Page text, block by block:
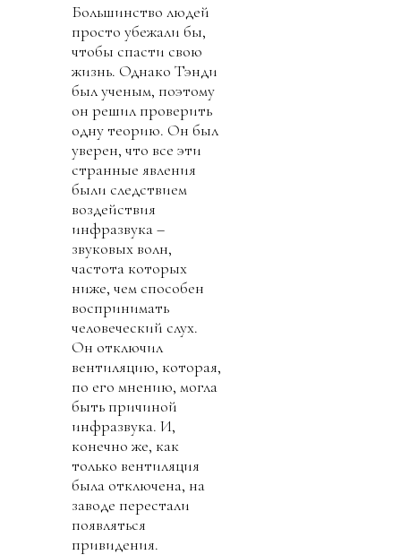
Большинство людей
просто убежали бы,
чтобы спасти свою
жизнь. Однако Тэнди
был ученым, поэтому
он решил проверить
одну теорию. Он был
уверен, что все эти
странные явления
были следствием
воздействия
инфразвука –
звуковых волн,
частота которых
ниже, чем способен
воспринимать
человеческий слух.
Он отключил
вентиляцию, которая,
по его мнению, могла
быть причиной
инфразвука. И,
конечно же, как
только вентиляция
была отключена, на
заводе перестали
появляться
привидения.